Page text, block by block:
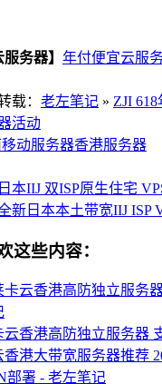
服务器】 年付便宜云服
载： 老左笔记 » ZJI
活动
动服务器香港服务器
本IIJ 双ISP原生住宅
新日本本土带宽IIJ ISP
这些内容：
云香港高防独立服务器